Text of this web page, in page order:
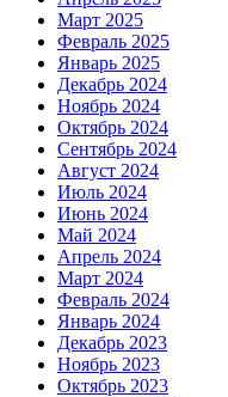
Март 2025
Февраль 2025
Январь 2025
Декабрь 2024
Ноябрь 2024
Октябрь 2024
Сентябрь 2024
Август 2024
Июль 2024
Июнь 2024
Май 2024
Апрель 2024
Март 2024
Февраль 2024
Январь 2024
Декабрь 2023
Ноябрь 2023
Октябрь 2023